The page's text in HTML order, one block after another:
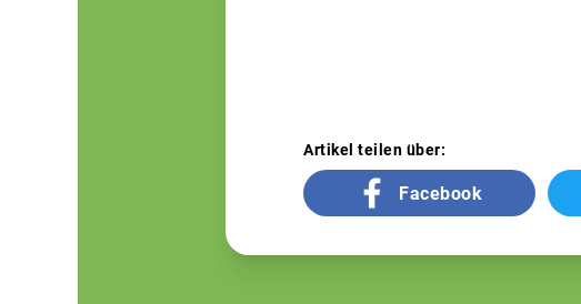
Artikel teilen über:
Facebook